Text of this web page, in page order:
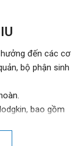
đến các cơ
bộ phận sinh
bao gồm
điều trị tràn